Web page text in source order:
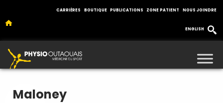
CARRIÈRES BOUTIQUE PUBLICATIONS ZONE PATIENT NOUS JOINDRE
ENGLISH
Maloney